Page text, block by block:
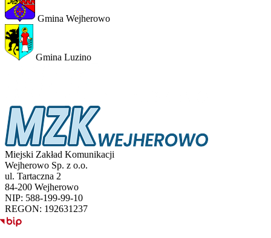
Gmina Wejherowo
Gmina Luzino
Miejski Zakład Komunikacji
Wejherowo Sp. z o.o.
ul. Tartaczna 2
84-200 Wejherowo
NIP: 588-199-99-10
REGON: 192631237